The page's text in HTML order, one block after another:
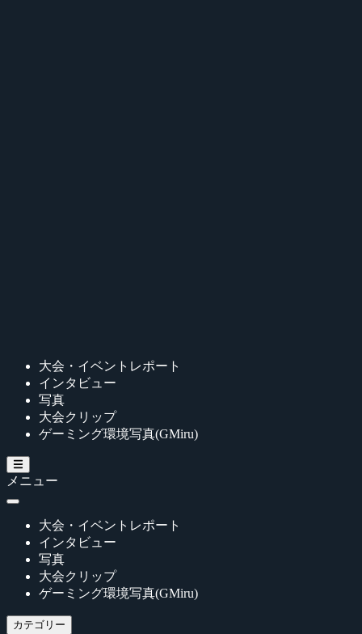
大会・イベントレポート
インタビュー
写真
大会クリップ
ゲーミング環境写真(GMiru)
メニュー
大会・イベントレポート
インタビュー
写真
大会クリップ
ゲーミング環境写真(GMiru)
カテゴリー